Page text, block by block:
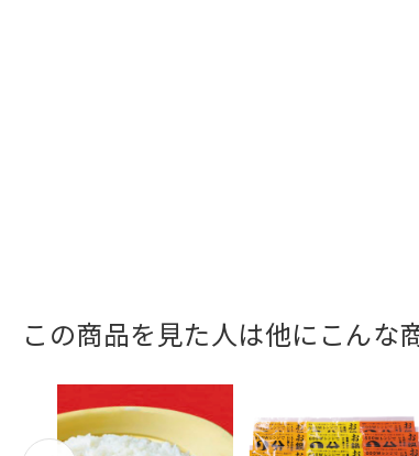
この商品を見た人は他にこんな